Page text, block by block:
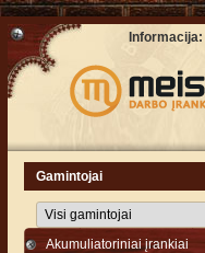
Informacija:
Gamintojai
Akumuliatoriniai įrankiai